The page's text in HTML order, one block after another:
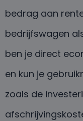
bedrag aan
bedrijfswagen
ben je direct
en kun je
zoals de